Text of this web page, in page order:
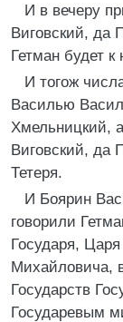
И в вечеру
Виговский, да
Гетман будет к
И тогож
Василью
Хмельницкий,
Виговский, да
Тетеря.
И Боярин
говорили
Государя,
Михайловича,
Государств
Государевым